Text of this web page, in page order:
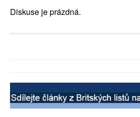
Diskuse je prázdná.